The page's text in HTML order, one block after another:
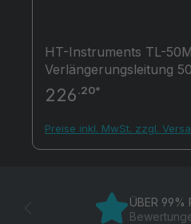
HT-Instruments TL-
Verlängerungsleitung
praktischer
226.20*
Preise inkl. MwSt. zzgl.
ÜBER 99%